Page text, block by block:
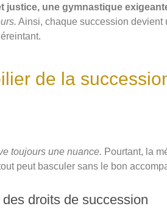
justice, une gymnastique
Ainsi, chaque succession devient
de la
toujours une nuance. Pourtant, la
peut basculer sans le bon
droits de succession